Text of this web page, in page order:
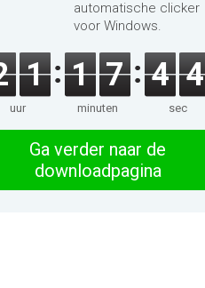
automatische clicker
voor Windows.
1
uur
1 7
minuten
4 3
sec
Ga verder naar de
downloadpagina